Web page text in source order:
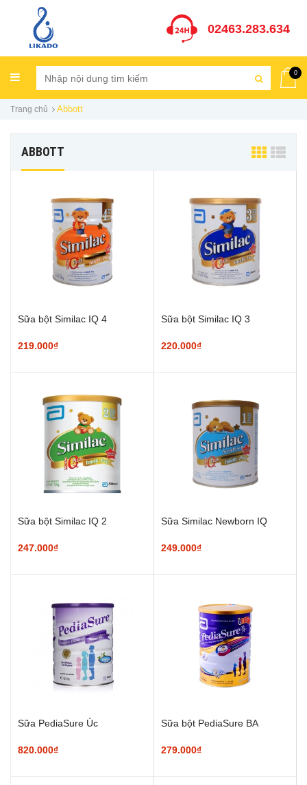
02463.283.634
0
Trang chủ Abbott
ABBOTT
Sữa bột Similac IQ 4
219.000₫
Sữa bột Similac IQ 3
220.000₫
Sữa bột Similac IQ 2
247.000₫
Sữa Similac Newborn IQ
249.000₫
Sữa PediaSure Úc
820.000₫
Sữa bột PediaSure BA
279.000₫